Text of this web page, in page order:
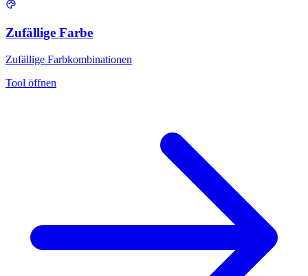
Zufällige Farbe
Zufällige Farbkombinationen
Tool öffnen